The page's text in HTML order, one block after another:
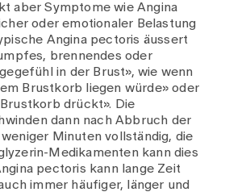
aber Symptome wie Angina
oder emotionaler Belastung
Angina pectoris äussert
brennendes oder
in der Brust», wie wenn
Brustkorb liegen würde» oder
drückt». Die
dann nach Abbruch der
Minuten vollständig, die
Medikamenten kann dies
pectoris kann lange Zeit
immer häufiger, länger und